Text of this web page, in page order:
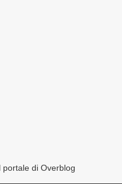
portale di Overblog